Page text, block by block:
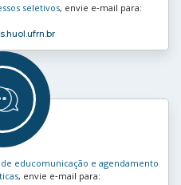
seletivos, envie e‑mail para:
educomunicação e agendamento
, envie e‑mail para: